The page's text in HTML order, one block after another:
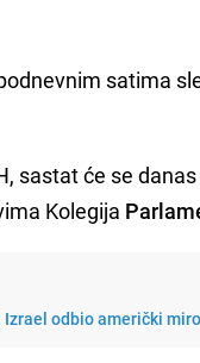
satima
sastat će se
Kolegija
odbio američki